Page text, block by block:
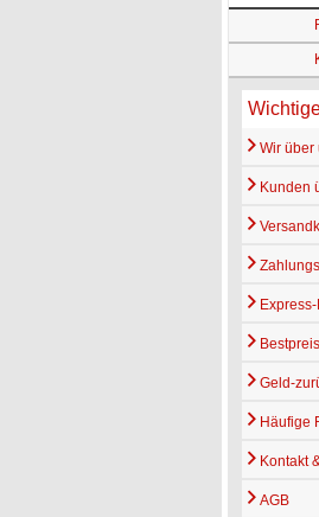
Wir über
Kunden
Express-
Geld-
Häufige
Kontakt
AGB